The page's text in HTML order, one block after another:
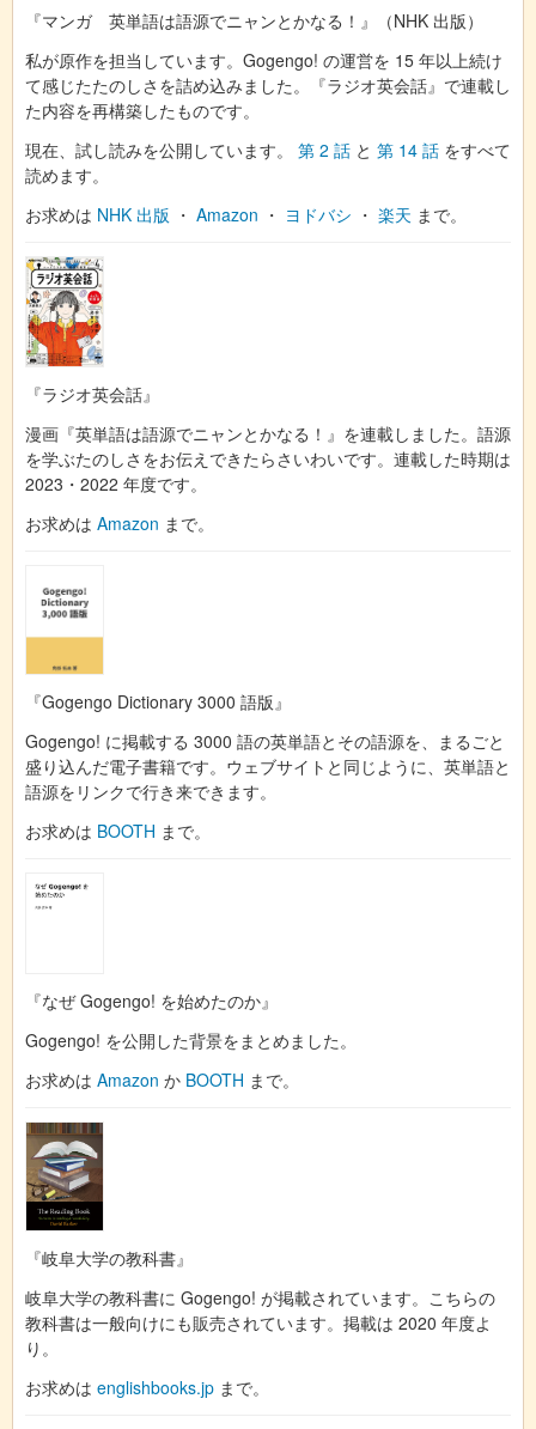
『マンガ 英単語は語源でニャンとかなる！』（NHK 出版）
私が原作を担当しています。Gogengo! の運営を 15 年以上続け
て感じたたのしさを詰め込みました。『ラジオ英会話』で連載し
た内容を再構築したものです。
現在、試し読みを公開しています。 第 2 話 と 第 14 話 をすべて
読めます。
お求めは NHK 出版 ・ Amazon ・ ヨドバシ ・ 楽天 まで。
『ラジオ英会話』
漫画『英単語は語源でニャンとかなる！』を連載しました。語源
を学ぶたのしさをお伝えできたらさいわいです。連載した時期は
2023・2022 年度です。
お求めは Amazon まで。
『Gogengo Dictionary 3000 語版』
Gogengo! に掲載する 3000 語の英単語とその語源を、まるごと
盛り込んだ電子書籍です。ウェブサイトと同じように、英単語と
語源をリンクで行き来できます。
お求めは BOOTH まで。
『なぜ Gogengo! を始めたのか』
Gogengo! を公開した背景をまとめました。
お求めは Amazon か BOOTH まで。
『岐阜大学の教科書』
岐阜大学の教科書に Gogengo! が掲載されています。こちらの
教科書は一般向けにも販売されています。掲載は 2020 年度よ
り。
お求めは englishbooks.jp まで。